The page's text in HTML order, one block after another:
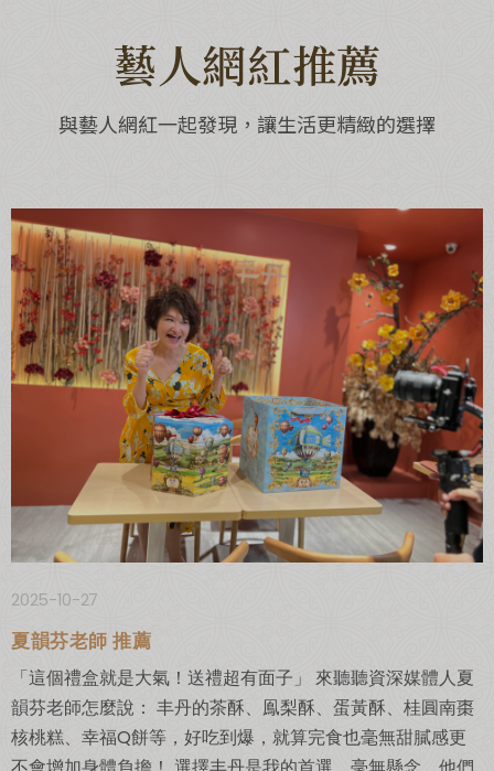
藝人網紅推薦
與藝人網紅一起發現，讓生活更精緻的選擇
2025-10-27
夏韻芬老師 推薦
「這個禮盒就是大氣！送禮超有面子」 來聽聽資深媒體人夏
韻芬老師怎麼說： 丰丹的茶酥、鳯梨酥、蛋黃酥、桂圓南棗
核桃糕、幸福Q餅等，好吃到爆，就算完食也毫無甜膩感更